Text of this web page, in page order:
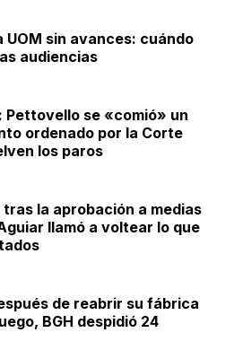
UOM sin avances: cuándo
audiencias
Pettovello se «comió» un
ordenado por la Corte
los paros
la aprobación a medias
llamó a voltear lo que
de reabrir su fábrica
BGH despidió 24